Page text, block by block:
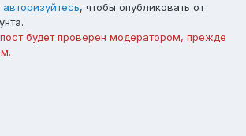
авторизуйтесь, чтобы опубликовать от
будет проверен модератором, прежде